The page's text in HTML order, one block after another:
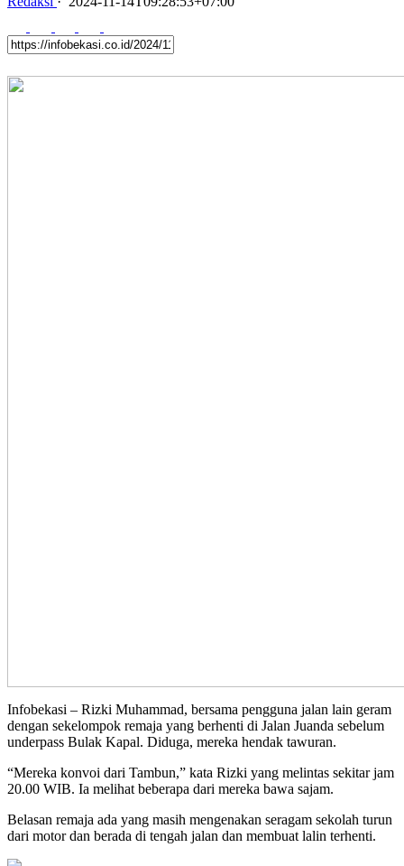
Infobekasi – Rizki Muhammad, bersama pengguna jalan lain geram
dengan sekelompok remaja yang berhenti di Jalan Juanda sebelum
underpass Bulak Kapal. Diduga, mereka hendak tawuran.
“Mereka konvoi dari Tambun,” kata Rizki yang melintas sekitar jam
20.00 WIB. Ia melihat beberapa dari mereka bawa sajam.
Belasan remaja ada yang masih mengenakan seragam sekolah turun
dari motor dan berada di tengah jalan dan membuat lalin terhenti.